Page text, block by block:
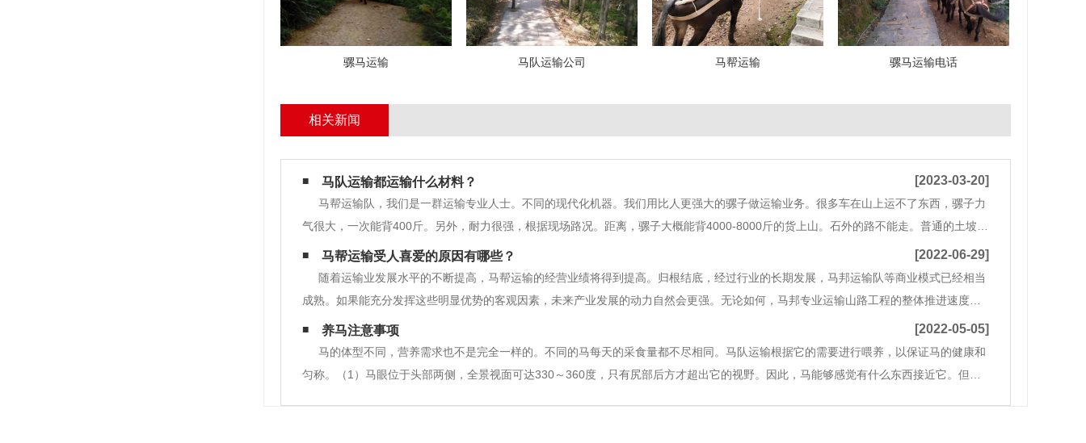
骡马运输 马队运输公司 马帮运输 骡马运输电话
相关新闻
马队运输都运输什么材料？ [2023-03-20]
马帮运输队，我们是一群运输专业人士。不同的现代化机器。我们用比人更强大的骡子做运输业务。很多车在山上运不了东西，骡子力
气很大，一次能背400斤。另外，耐力很强，根据现场路况。距离，骡子大概能背4000-8000斤的货上山。石外的路不能走。普通的土坡抵
挡不住铁骡子。敢于在目的地走，为建设提供有力支撑。运输队工程：1.砂.石材.水泥.钢材.铁材.电线.设备等电力设施建设工程所需。2.砂.
水泥.砖.石材
马帮运输受人喜爱的原因有哪些？ [2022-06-29]
随着运输业发展水平的不断提高，马帮运输的经营业绩将得到提高。归根结底，经过行业的长期发展，马邦运输队等商业模式已经相当
成熟。如果能充分发挥这些明显优势的客观因素，未来产业发展的动力自然会更强。无论如何，马邦专业运输山路工程的整体推进速度已
经全部提高，可以有效缓解常规运输的交通压力。提高职业水平。众所周知，今天的交通在整体效率上相对较高，尤其是现代交通体系逐
步完善。在不同的交通环境下，相应的交通方式
养马注意事项 [2022-05-05]
马的体型不同，营养需求也不是完全一样的。不同的马每天的采食量都不尽相同。马队运输根据它的需要进行喂养，以保证马的健康和
匀称。（1）马眼位于头部两侧，全景视面可达330～360度，只有尻部后方才超出它的视野。因此，马能够感觉有什么东西接近它。但马